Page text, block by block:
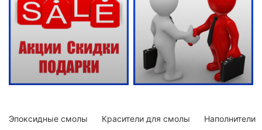
Эпоксидные смолы Красители для смолы Наполнители